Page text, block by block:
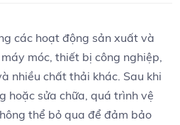
các hoạt động sản xuất và
móc, thiết bị công nghiệp,
nhiều chất thải khác. Sau khi
hoặc sửa chữa, quá trình vệ
thể bỏ qua để đảm bảo